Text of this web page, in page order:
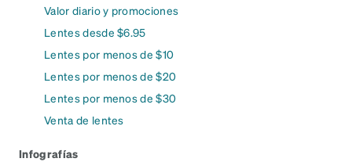
Valor diario y promociones
Lentes desde $6.95
Lentes por menos de $10
Lentes por menos de $20
Lentes por menos de $30
Venta de lentes
Infografías